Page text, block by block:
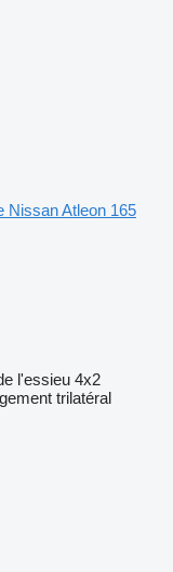
Nissan Atleon 165
l'essieu 4x2
trilatéral